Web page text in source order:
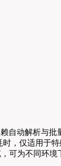
自动解析与批
，仅适用于
可为不同环境